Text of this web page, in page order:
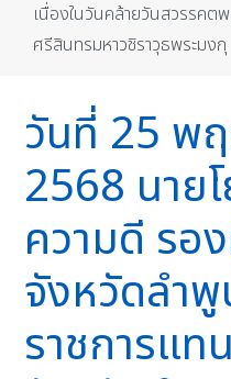
เนื่องในวันคล้ายวันสวรรคต
ศรีสินทรมหาวชิราวุธพระมงกุ
วันที่ 25 พ
2568 นาย
ความดี รอ
จังหวัดลำ
ราชการแท